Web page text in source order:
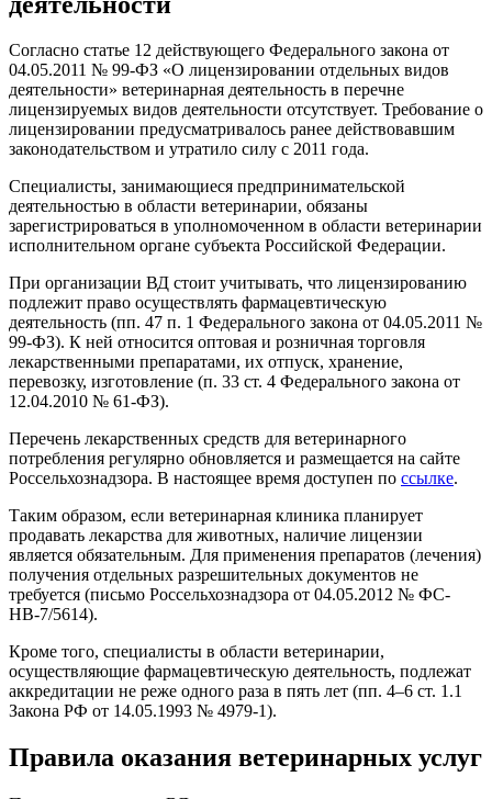
Согласно статье 12 действующего Федерального закона от
04.05.2011 № 99-ФЗ «О лицензировании отдельных видов
деятельности» ветеринарная деятельность в перечне
лицензируемых видов деятельности отсутствует. Требование о
лицензировании предусматривалось ранее действовавшим
законодательством и утратило силу с 2011 года.
Специалисты, занимающиеся предпринимательской
деятельностью в области ветеринарии, обязаны
зарегистрироваться в уполномоченном в области ветеринарии
исполнительном органе субъекта Российской Федерации.
При организации ВД стоит учитывать, что лицензированию
подлежит право осуществлять фармацевтическую
деятельность (пп. 47 п. 1 Федерального закона от 04.05.2011 №
99-ФЗ). К ней относится оптовая и розничная торговля
лекарственными препаратами, их отпуск, хранение,
перевозку, изготовление (п. 33 ст. 4 Федерального закона от
12.04.2010 № 61-ФЗ).
Перечень лекарственных средств для ветеринарного
потребления регулярно обновляется и размещается на сайте
Россельхознадзора. В настоящее время доступен по ссылке.
Таким образом, если ветеринарная клиника планирует
продавать лекарства для животных, наличие лицензии
является обязательным. Для применения препаратов (лечения)
получения отдельных разрешительных документов не
требуется (письмо Россельхознадзора от 04.05.2012 № ФС-
НВ-7/5614).
Кроме того, специалисты в области ветеринарии,
осуществляющие фармацевтическую деятельность, подлежат
аккредитации не реже одного раза в пять лет (пп. 4–6 ст. 1.1
Закона РФ от 14.05.1993 № 4979-1).
Правила оказания ветеринарных услуг